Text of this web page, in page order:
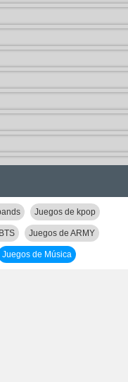
Juegos de kpop
Juegos de ARMY
Juegos de Música